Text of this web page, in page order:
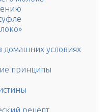
домашних условиях
принципы
рецепт